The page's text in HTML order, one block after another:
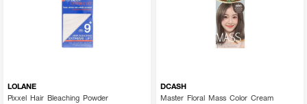
LOLANE
Pixxel Hair Bleaching Powder
DCASH
Master Floral Mass Color Cream